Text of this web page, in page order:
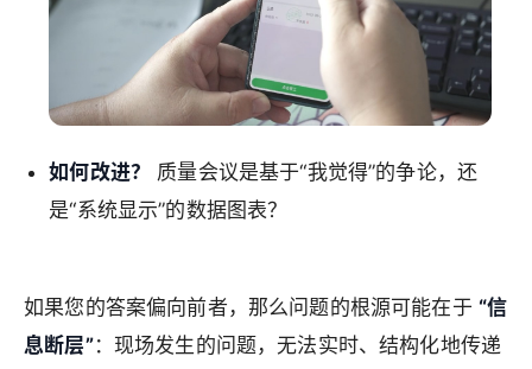
如何改进？
质量会议是基于“我觉得”的争论，还
是“系统显示”的数据图表？
如果您的答案偏向前者，那么问题的根源可能在于 “信
息断层”：现场发生的问题，无法实时、结构化地传递